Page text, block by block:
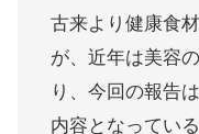
古来より健康食
が、近年は美容
り、今回の報告
内容となっている